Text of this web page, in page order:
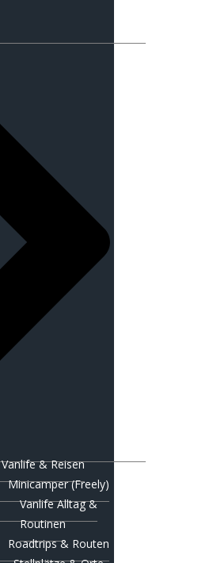
Vanlife & Reisen
Minicamper (Freely)
Vanlife Alltag &
Routinen
Roadtrips & Routen